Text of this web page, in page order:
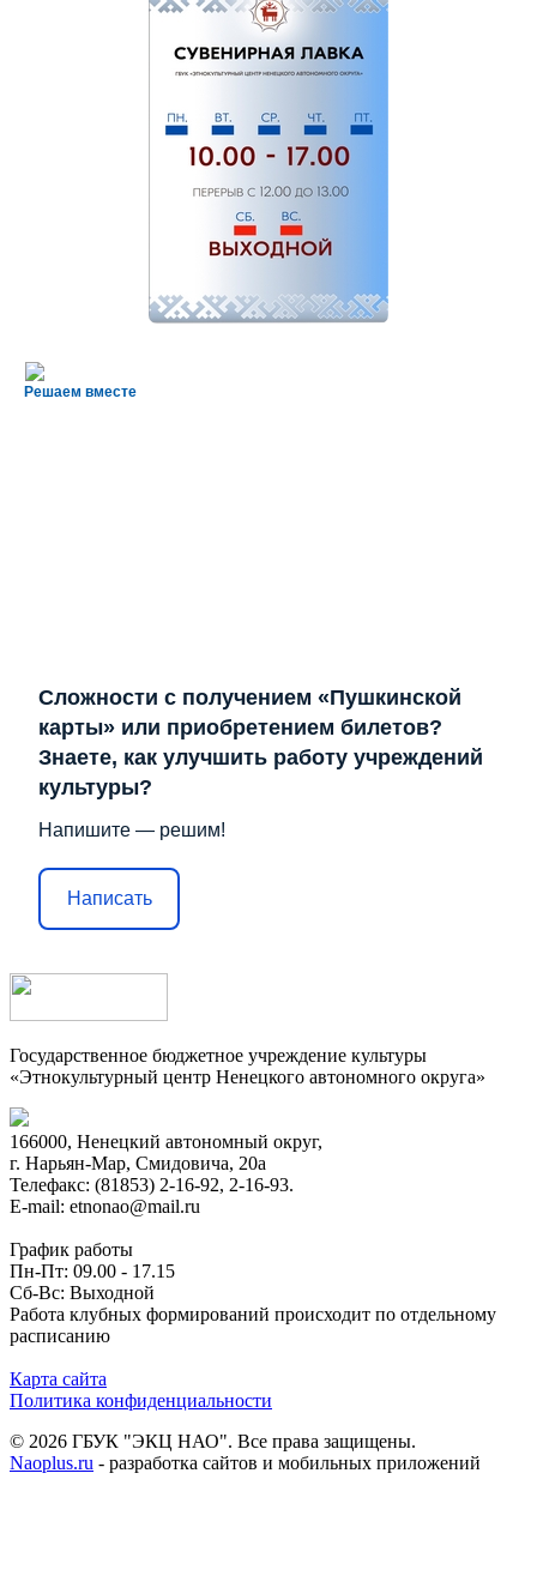
Решаем вместе
Сложности с получением «Пушкинской
карты» или приобретением билетов?
Знаете, как улучшить работу учреждений
культуры?
Напишите — решим!
Написать
Государственное бюджетное учреждение культуры
«Этнокультурный центр Ненецкого автономного округа»
166000, Ненецкий автономный округ,
г. Нарьян-Мар, Смидовича, 20а
Телефакс: (81853) 2-16-92, 2-16-93.
E-mail: etnonao@mail.ru
График работы
Пн-Пт: 09.00 - 17.15
Сб-Вс: Выходной
Работа клубных формирований происходит по отдельному
расписанию
Карта сайта
Политика конфиденциальности
© 2026 ГБУК "ЭКЦ НАО". Все права защищены.
Naoplus.ru - разработка сайтов и мобильных приложений